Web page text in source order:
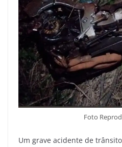
Foto
Um grave acidente de